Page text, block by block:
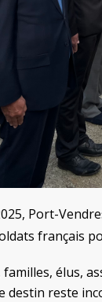
Port-
français
élus,
destin reste